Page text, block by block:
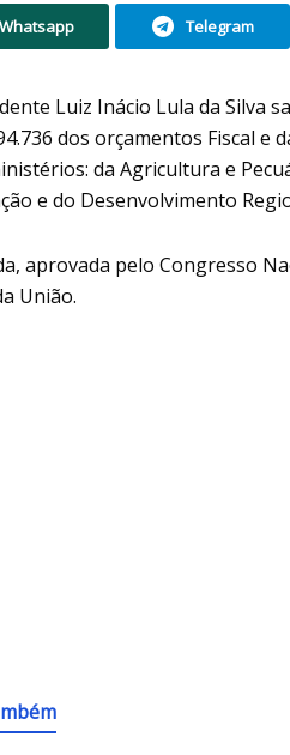
Whatsapp Telegram
Luiz Inácio Lula da Silva
dos orçamentos Fiscal
da Agricultura e
e do Desenvolvimento
aprovada pelo Congresso
União.